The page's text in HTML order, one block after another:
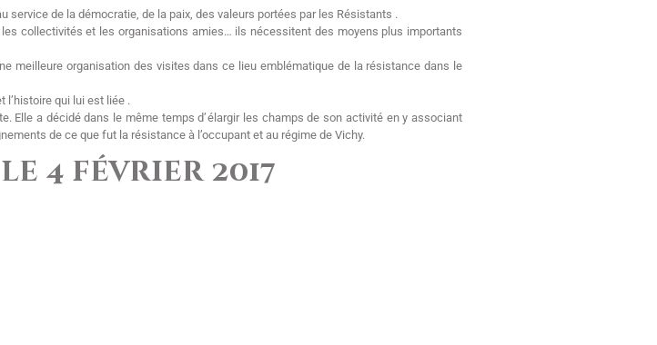
service de la démocratie, de la paix, des valeurs portées par les Résistants .
collectivités et les organisations amies… ils nécessitent des moyens plus importants
meilleure organisation des visites dans ce lieu emblématique de la résistance dans le
l’histoire qui lui est liée .
Elle a décidé dans le même temps d’ élargir les champs de son activité en y associant
de ce que fut la résistance à l’occupant et au régime de Vichy.
4 février 2017